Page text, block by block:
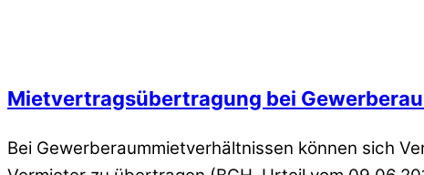
Mietvertragsübertragung bei
Bei Gewerberaummietverhältnissen können sich